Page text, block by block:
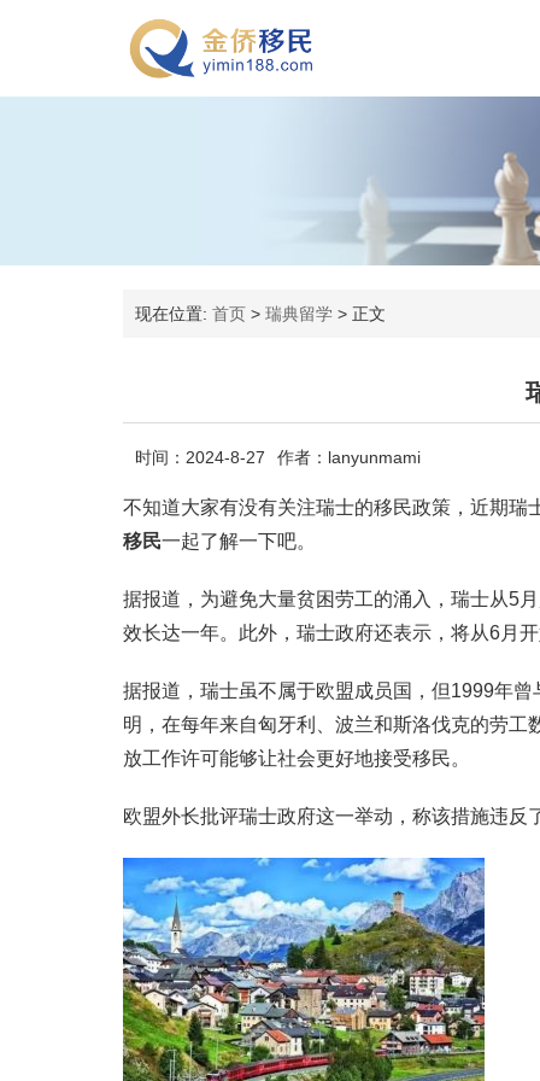
现在位置: 首页 > 瑞典留学 > 正文
时间：2024-8-27 作者：lanyunmami
不知道大家有没有关注瑞士的移民政策，近期
移民一起了解一下吧。
据报道，为避免大量贫困劳工的涌入，瑞士从5
效长达一年。此外，瑞士政府还表示，将从6月
据报道，瑞士虽不属于欧盟成员国，但1999年
明，在每年来自匈牙利、波兰和斯洛伐克的劳工
放工作许可能够让社会更好地接受移民。
欧盟外长批评瑞士政府这一举动，称该措施违反